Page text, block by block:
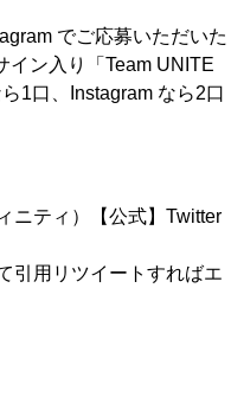
でご応募いただいた
イン入り「Team UNITE
1口、Instagram なら2口
ニティ）【公式】Twitter
引用リツイートすればエ